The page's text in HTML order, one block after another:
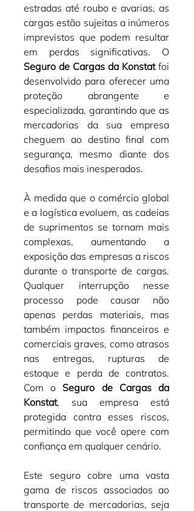
estradas até roubo e avarias, as
cargas estão sujeitas a inúmeros
imprevistos que podem resultar
Seguro de Cargas da Konstat foi
desenvolvido para oferecer uma
proteção abrangente e
especializada, garantindo que as
mercadorias da sua empresa
cheguem ao destino final com
segurança, mesmo diante dos
desafios mais inesperados.
À medida que o comércio global
e a logística evoluem, as cadeias
de suprimentos se tornam mais
complexas, aumentando a
exposição das empresas a riscos
durante o transporte de cargas.
Qualquer interrupção nesse
processo pode causar não
apenas perdas materiais, mas
também impactos financeiros e
comerciais graves, como atrasos
nas entregas, rupturas de
estoque e perda de contratos.
Com o Seguro de Cargas da
Konstat, sua empresa está
protegida contra esses riscos,
permitindo que você opere com
confiança em qualquer cenário.
Este seguro cobre uma vasta
gama de riscos associados ao
transporte de mercadorias, seja